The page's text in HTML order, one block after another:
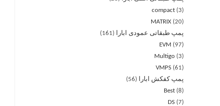
compact 3
MATRIX 20
پمپ طبقاتی عمودی ابارا
161
EVM
97
Multigo 3
VMPS 61
پمپ کفکش ابارا
56
Best 8
DS 7